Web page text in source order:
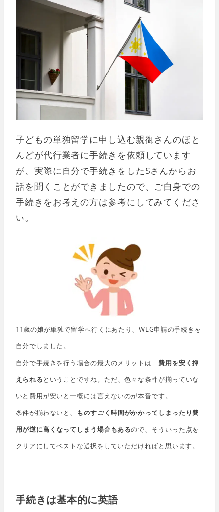
子どもの単独留学に申し込む親御さんのほと
んどが代行業者に手続きを依頼しています
が、実際に自分で手続きをしたSさんからお
話を聞くことができましたので、ご自身での
手続きをお考えの方は参考にしてみてくださ
い。
11歳の娘が単独で留学へ行くにあたり、WEG申請の手続きを
自分でしました。
自分で手続きを行う場合の最大のメリットは、 費用を安く抑
えられる ということですね。ただ、色々な条件が揃っていな
いと費用が安いと一概には言えないのが本音です。
条件が揃わないと、
ものすごく時間がかかってしまったり費
用が逆に高くなってしまう場合もあるので、そういった点を
クリアにしてベストな選択をしていただければと思います。
手続きは基本的に英語